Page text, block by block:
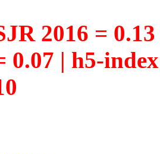
2016 =
0.07 | h5-